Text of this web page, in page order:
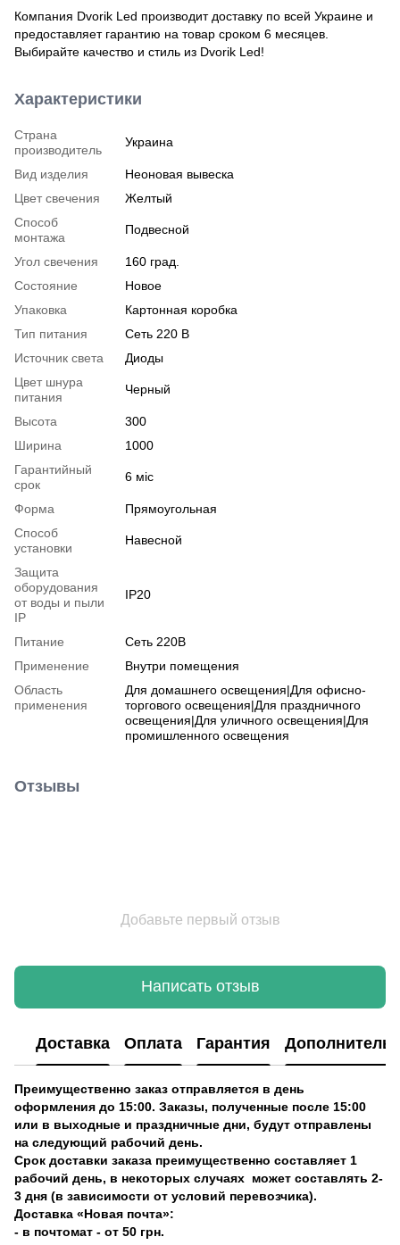
Компания Dvorik Led производит доставку по всей Украине и
предоставляет гарантию на товар сроком 6 месяцев.
Выбирайте качество и стиль из Dvorik Led!
Характеристики
Страна
производитель
Украина
Вид изделия
Неоновая вывеска
Цвет свечения
Желтый
Способ
монтажа
Подвесной
Угол свечения
160 град.
Состояние
Новое
Упаковка
Картонная коробка
Тип питания
Сеть 220 В
Источник света
Диоды
Цвет шнура
питания
Черный
Высота
300
Ширина
1000
Гарантийный
срок
6 міс
Форма
Прямоугольная
Способ
установки
Навесной
Защита
оборудования
от воды и пыли
IP
IP20
Питание
Сеть 220В
Применение
Внутри помещения
Область
применения
Для домашнего освещения|Для офисно-
торгового освещения|Для праздничного
освещения|Для уличного освещения|Для
промишленного освещения
Отзывы
Добавьте первый отзыв
Написать отзыв
Доставка Оплата Гарантия
Преимущественно заказ отправляется в день
оформления до 15:00. Заказы, полученные после 15:00
или в выходные и праздничные дни, будут отправлены
на следующий рабочий день.
Срок доставки заказа преимущественно составляет 1
рабочий день, в некоторых случаях может составлять 2-
3 дня (в зависимости от условий перевозчика).
Доставка «Новая почта»:
- в почтомат - от 50 грн.